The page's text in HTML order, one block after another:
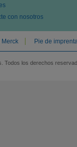
con nosotros
Merck Pie de
Todos los derechos